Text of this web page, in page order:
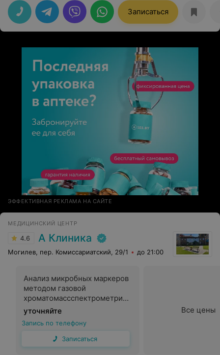
профессиональную чистку Air Flow.Результат меня
впечатлил, зубы стали светлее. В кабинетах чистота,
новейшее оборудование и дружелюбная атмосфера.
Советую и рекомендую!
Записаться
ЭФФЕКТИВНАЯ РЕКЛАМА НА САЙТЕ
МЕДИЦИНСКИЙ ЦЕНТР
4.6 А Клиника
Могилев, пер. Комиссариатский, 29/1 до 21:00
Анализ микробных маркеров
методом газовой
хроматомассспектрометрии
(по Осипову)
уточняйте
Запись по телефону
Записаться
Все цены